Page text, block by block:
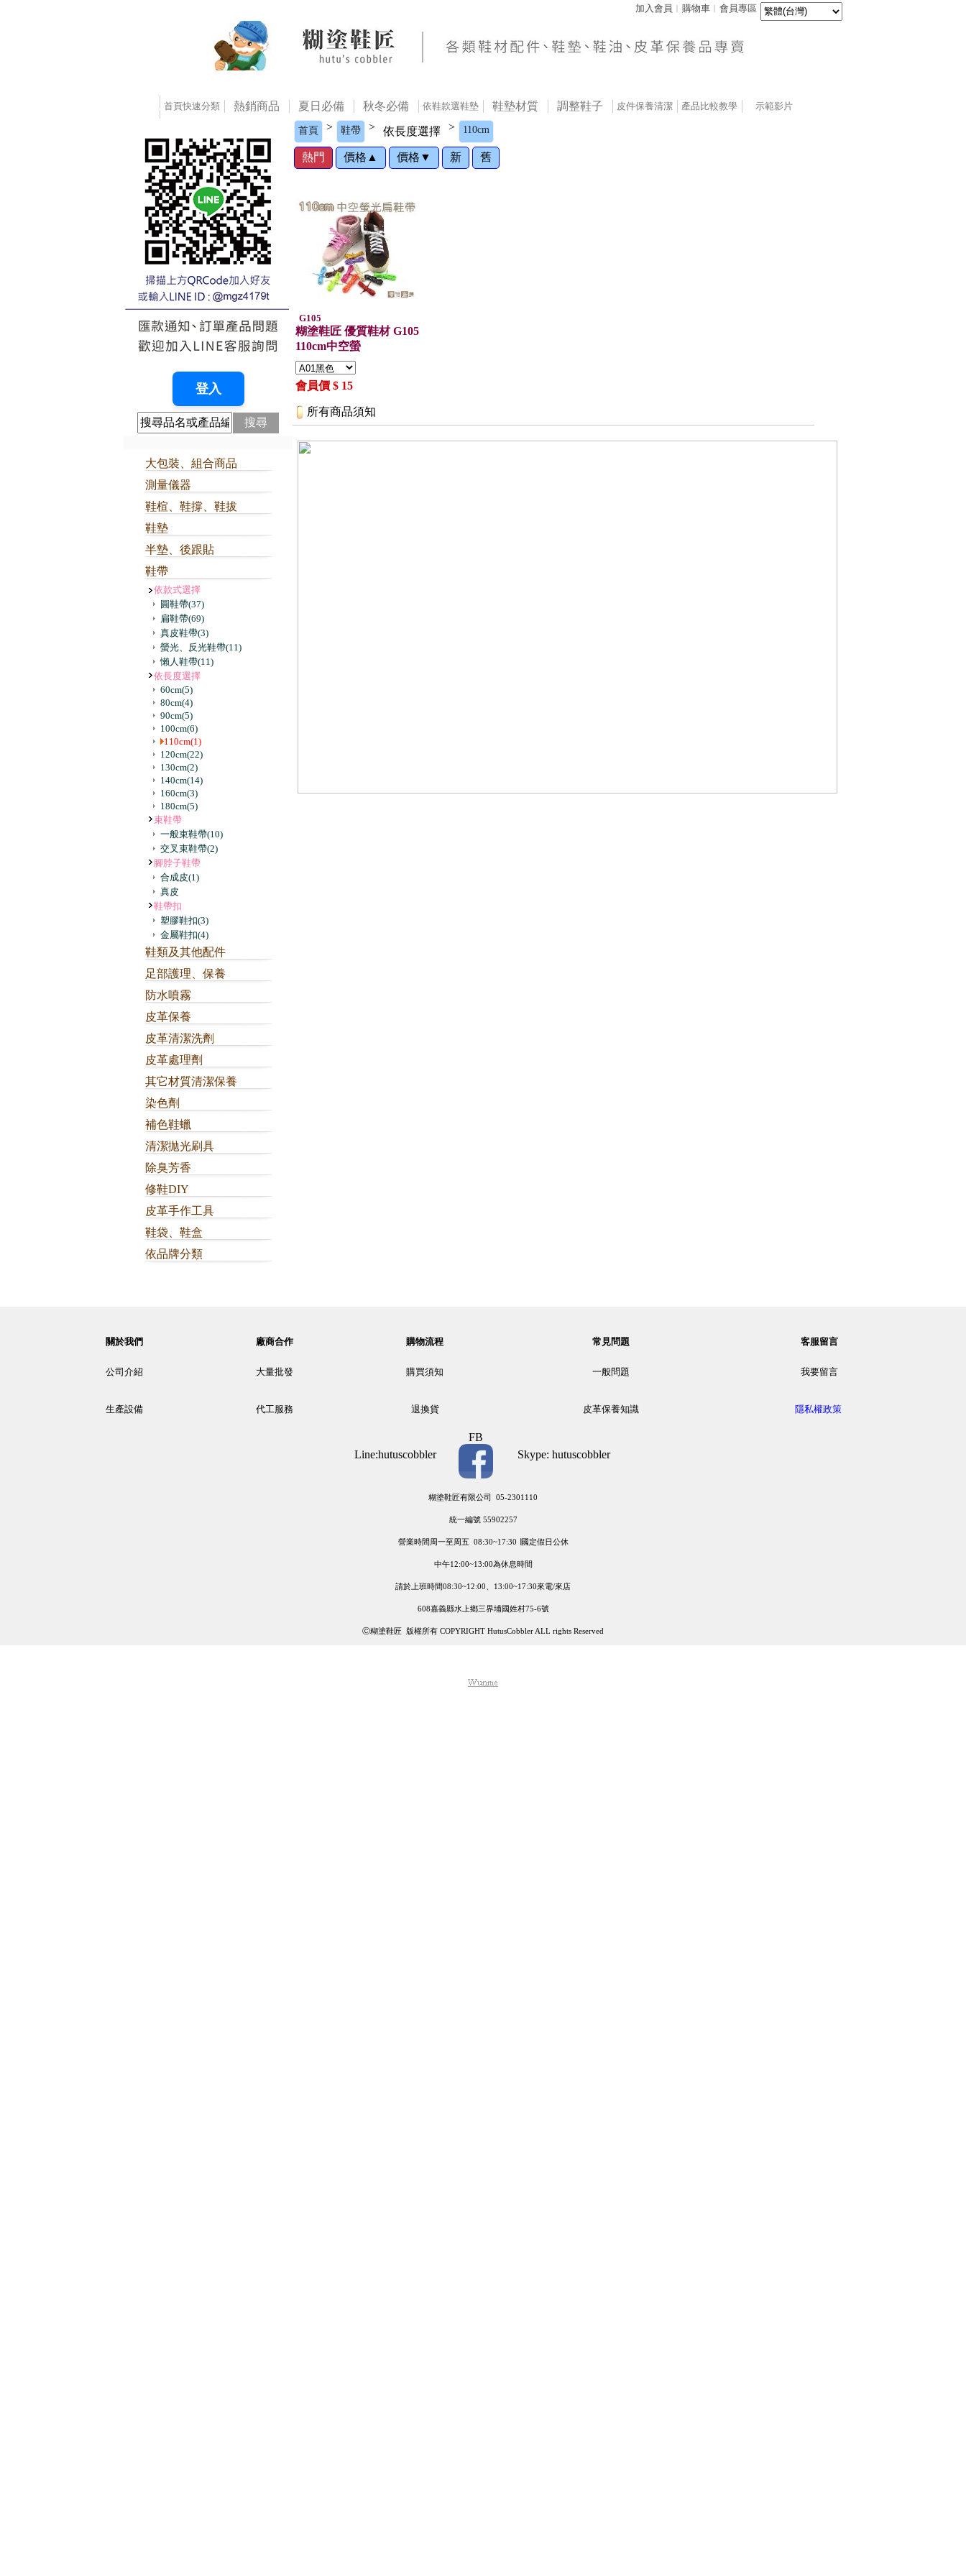
加入會員 ︱ 購物車 ︱ 會員專區
首頁快速分類 熱銷商品 夏日必備 秋冬必備 依鞋款選鞋墊 鞋墊材質 調整鞋子 皮件保養清潔 產品比較教學 示範影片
搜尋
大包裝、組合商品
測量儀器
鞋楦、鞋撐、鞋拔
鞋墊
半墊、後跟貼
鞋帶
依款式選擇
圓鞋帶(37)
扁鞋帶(69)
真皮鞋帶(3)
螢光、反光鞋帶(11)
懶人鞋帶(11)
依長度選擇
60cm(5)
80cm(4)
90cm(5)
100cm(6)
110cm(1)
120cm(22)
130cm(2)
140cm(14)
160cm(3)
180cm(5)
束鞋帶
一般束鞋帶(10)
交叉束鞋帶(2)
腳脖子鞋帶
合成皮(1)
真皮
鞋帶扣
塑膠鞋扣(3)
金屬鞋扣(4)
鞋類及其他配件
足部護理、保養
防水噴霧
皮革保養
皮革清潔洗劑
皮革處理劑
其它材質清潔保養
染色劑
補色鞋蠟
清潔拋光刷具
除臭芳香
修鞋DIY
皮革手作工具
鞋袋、鞋盒
依品牌分類
首頁 > 鞋帶 > 依長度選擇 > 110cm
熱門 價格▲ 價格▼ 新 舊
G105
糊塗鞋匠 優質鞋材 G105
110cm中空螢
會員價 $ 15
所有商品須知
關於我們 廠商合作 購物流程 常見問題 客服留言
公司介紹 大量批發 購買須知 一般問題 我要留言
生產設備 代工服務 退換貨 皮革保養知識 隱私權政策
Line:hutuscobbler
FB
Skype: hutuscobbler
糊塗鞋匠有限公司 05-2301110
統一編號 55902257
營業時間周一至周五 08:30~17:30 ∣國定假日公休
中午12:00~13:00為休息時間
請於上班時間08:30~12:00、13:00~17:30來電/來店
608嘉義縣水上鄉三界埔國姓村75-6號
Ⓒ糊塗鞋匠 版權所有 COPYRIGHT HutusCobbler ALL rights Reserved